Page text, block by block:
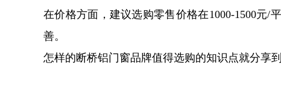
在价格方面，建议选购零售价格在1000-1500元
善。
怎样的断桥铝门窗品牌值得选购的知识点就分享